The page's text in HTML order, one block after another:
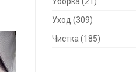
Уход (309)
Чистка (185)